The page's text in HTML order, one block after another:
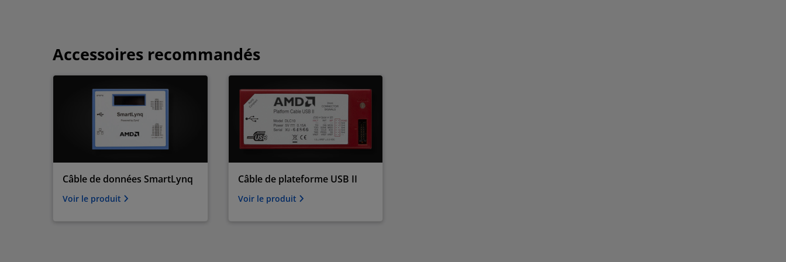
Accessoires recommandés
Câble de données SmartLynq
Voir le produit
Câble de plateforme USB II
Voir le produit